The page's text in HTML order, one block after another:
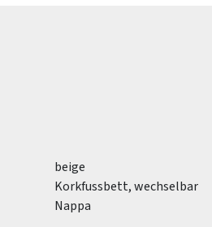
beige
Korkfussbett, wechselbar
Nappa